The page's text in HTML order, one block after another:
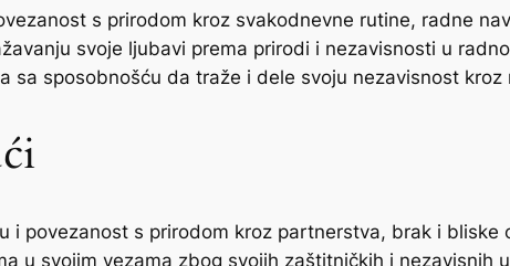
s prirodom kroz svakodnevne rutine, radne
svoje ljubavi prema prirodi i nezavisnosti u
sa sposobnošću da traže i dele svoju nezavisnost kroz
povezanost s prirodom kroz partnerstva, brak i bliske
u svojim vezama zbog svojih zaštitničkih i nezavisnih